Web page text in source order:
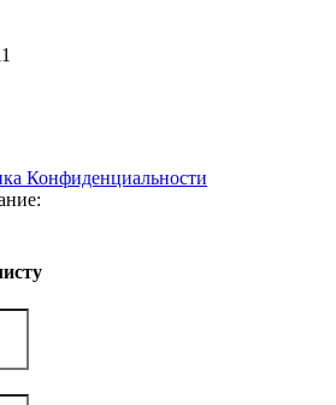
Конфиденциальности